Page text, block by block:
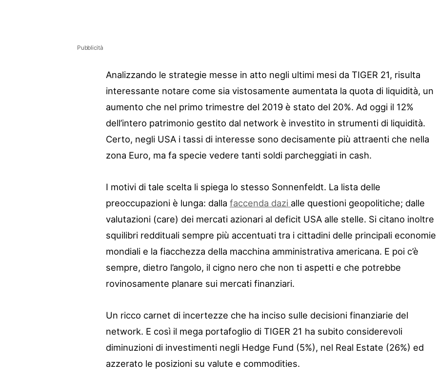
Pubblicità
Analizzando le strategie messe in atto negli ultimi mesi da TIGER 21, risulta
interessante notare come sia vistosamente aumentata la quota di liquidità, un
aumento che nel primo trimestre del 2019 è stato del 20%. Ad oggi il 12%
dell’intero patrimonio gestito dal network è investito in strumenti di liquidità.
Certo, negli USA i tassi di interesse sono decisamente più attraenti che nella
zona Euro, ma fa specie vedere tanti soldi parcheggiati in cash.
I motivi di tale scelta li spiega lo stesso Sonnenfeldt. La lista delle
preoccupazioni è lunga: dalla faccenda dazi alle questioni geopolitiche; dalle
valutazioni (care) dei mercati azionari al deficit USA alle stelle. Si citano inoltre
squilibri reddituali sempre più accentuati tra i cittadini delle principali economie
mondiali e la fiacchezza della macchina amministrativa americana. E poi c’è
sempre, dietro l’angolo, il cigno nero che non ti aspetti e che potrebbe
rovinosamente planare sui mercati finanziari.
Un ricco carnet di incertezze che ha inciso sulle decisioni finanziarie del
network. E così il mega portafoglio di TIGER 21 ha subito considerevoli
diminuzioni di investimenti negli Hedge Fund (5%), nel Real Estate (26%) ed
azzerato le posizioni su valute e commodities.